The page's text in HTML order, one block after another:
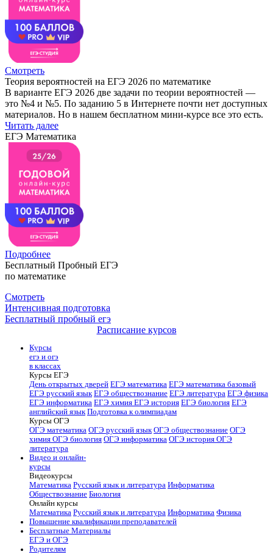
Смотреть
Теория вероятностей на ЕГЭ 2026 по математике
В варианте ЕГЭ 2026 две задачи по теории вероятностей —
это №4 и №5. По заданию 5 в Интернете почти нет доступных
материалов. Но в нашем бесплатном мини-курсе все это есть.
Читать далее
ЕГЭ Математика
Подробнее
Бесплатный Пробный ЕГЭ
по математике
Смотреть
Интенсивная подготовка
Бесплатный пробный егэ
Расписание курсов
Курсы
егэ и огэ
в классах
Курсы ЕГЭ
День открытых дверей ЕГЭ математика ЕГЭ математика базовый
ЕГЭ русский язык ЕГЭ обществознание ЕГЭ литература ЕГЭ физика
ЕГЭ информатика ЕГЭ химия ЕГЭ история ЕГЭ биология ЕГЭ
английский язык Подготовка к олимпиадам
Курсы ОГЭ
ОГЭ математика ОГЭ русский язык ОГЭ обществознание ОГЭ
химия ОГЭ биология ОГЭ информатика ОГЭ история ОГЭ
литература
Видео и онлайн-
курсы
Видеокурсы
Математика Русский язык и литература Информатика
Обществознание Биология
Онлайн курсы
Математика Русский язык и литература Информатика Физика
Повышение квалификации преподавателей
Бесплатные Материалы
ЕГЭ и ОГЭ
Родителям